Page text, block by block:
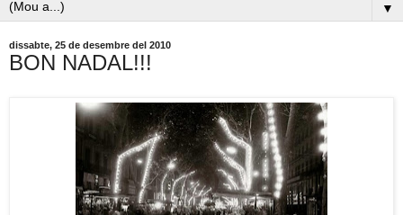
▼
dissabte, 25 de desembre del 2010
BON NADAL!!!